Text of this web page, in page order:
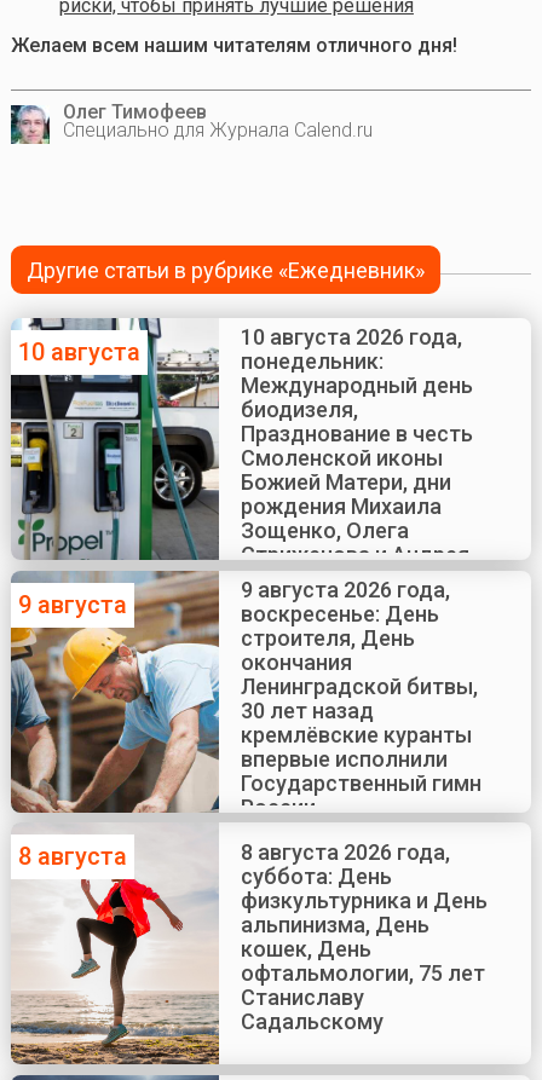
риски, чтобы принять лучшие решения
Желаем всем нашим читателям отличного дня!
Олег Тимофеев
Специально для Журнала Calend.ru
Другие статьи в рубрике «Ежедневник»
10 августа
10 августа 2026 года,
понедельник:
Международный день
биодизеля,
Празднование в честь
Смоленской иконы
Божией Матери, дни
рождения Михаила
Зощенко, Олега
Стриженова и Андрея
Краско
9 августа
9 августа 2026 года,
воскресенье: День
строителя, День
окончания
Ленинградской битвы,
30 лет назад
кремлёвские куранты
впервые исполнили
Государственный гимн
России
8 августа
8 августа 2026 года,
суббота: День
физкультурника и День
альпинизма, День
кошек, День
офтальмологии, 75 лет
Станиславу
Садальскому